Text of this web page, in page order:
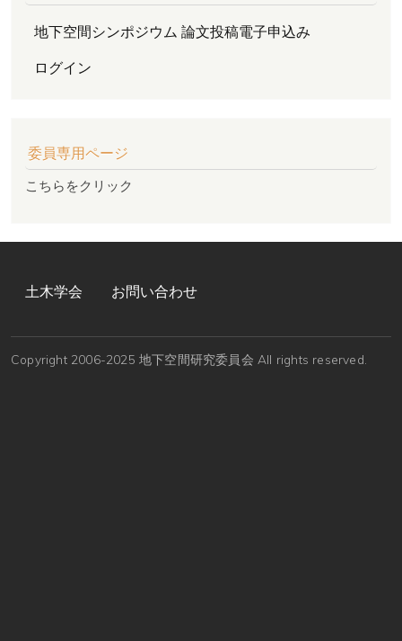
地下空間シンポジウム 論文投稿電子申込み
ログイン
委員専用ページ
こちらをクリック
FOOTER MENU
土木学会 お問い合わせ
Copyright 2006-2025 地下空間研究委員会 All rights reserved.